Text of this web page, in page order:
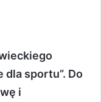
dla sportu”. Do
i